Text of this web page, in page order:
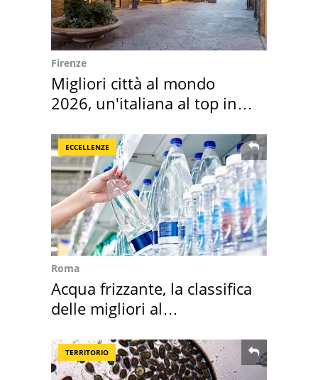
Firenze
Migliori città al mondo
2026, un'italiana al top in
ECCELLENZE
Roma
Acqua frizzante, la classifica
delle migliori al
TERRITORIO